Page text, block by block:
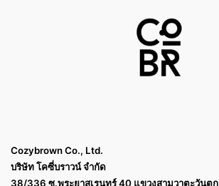
Cozybrown Co., Ltd.
บริษัท โคซี่บราวน์ จำกัด
38/336 ซ.พระยาสุเรนทร์ 40 แขวงสามวาตะวันตก